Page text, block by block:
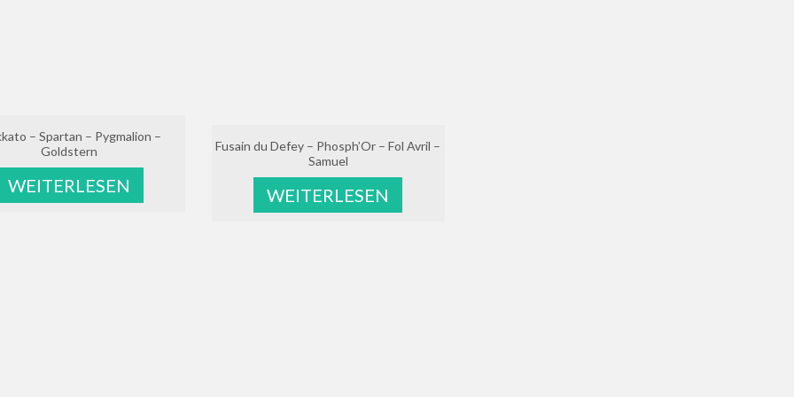
– Spartan – Pygmalion –
Goldstern
WEITERLESEN
Fusain du Defey – Phosph’Or – Fol Avril –
Samuel
WEITERLESEN